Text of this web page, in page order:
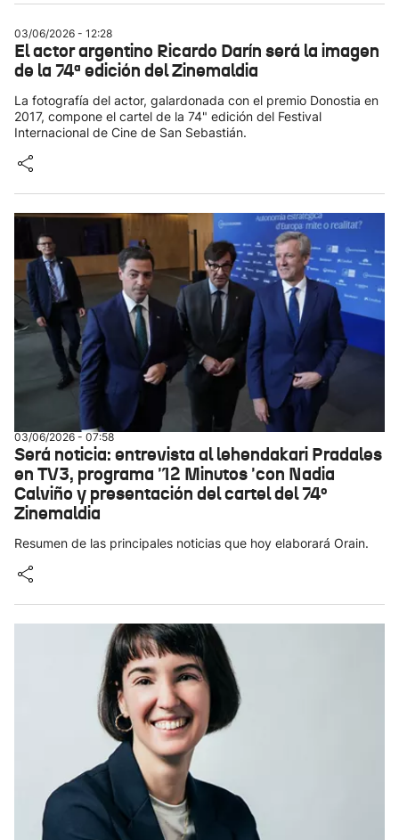
03/06/2026 - 12:28
El actor argentino Ricardo Darín será la imagen
de la 74ª edición del Zinemaldia
La fotografía del actor, galardonada con el premio Donostia en
2017, compone el cartel de la 74" edición del Festival
Internacional de Cine de San Sebastián.
03/06/2026 - 07:58
Será noticia: entrevista al lehendakari Pradales
en TV3, programa '12 Minutos 'con Nadia
Calviño y presentación del cartel del 74º
Zinemaldia
Resumen de las principales noticias que hoy elaborará Orain.